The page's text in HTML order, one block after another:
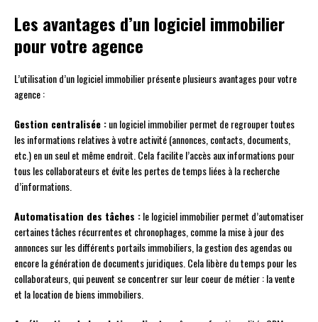
Les avantages d’un logiciel immobilier
pour votre agence
L’utilisation d’un logiciel immobilier présente plusieurs avantages pour votre
agence :
Gestion centralisée :un logiciel immobilier permet de regrouper toutes
les informations relatives à votre activité (annonces, contacts, documents,
etc.) en un seul et même endroit. Cela facilite l’accès aux informations pour
tous les collaborateurs et évite les pertes de temps liées à la recherche
d’informations.
Automatisation des tâches :le logiciel immobilier permet d’automatiser
certaines tâches récurrentes et chronophages, comme la mise à jour des
annonces sur les différents portails immobiliers, la gestion des agendas ou
encore la génération de documents juridiques. Cela libère du temps pour les
collaborateurs, qui peuvent se concentrer sur leur coeur de métier : la vente
et la location de biens immobiliers.